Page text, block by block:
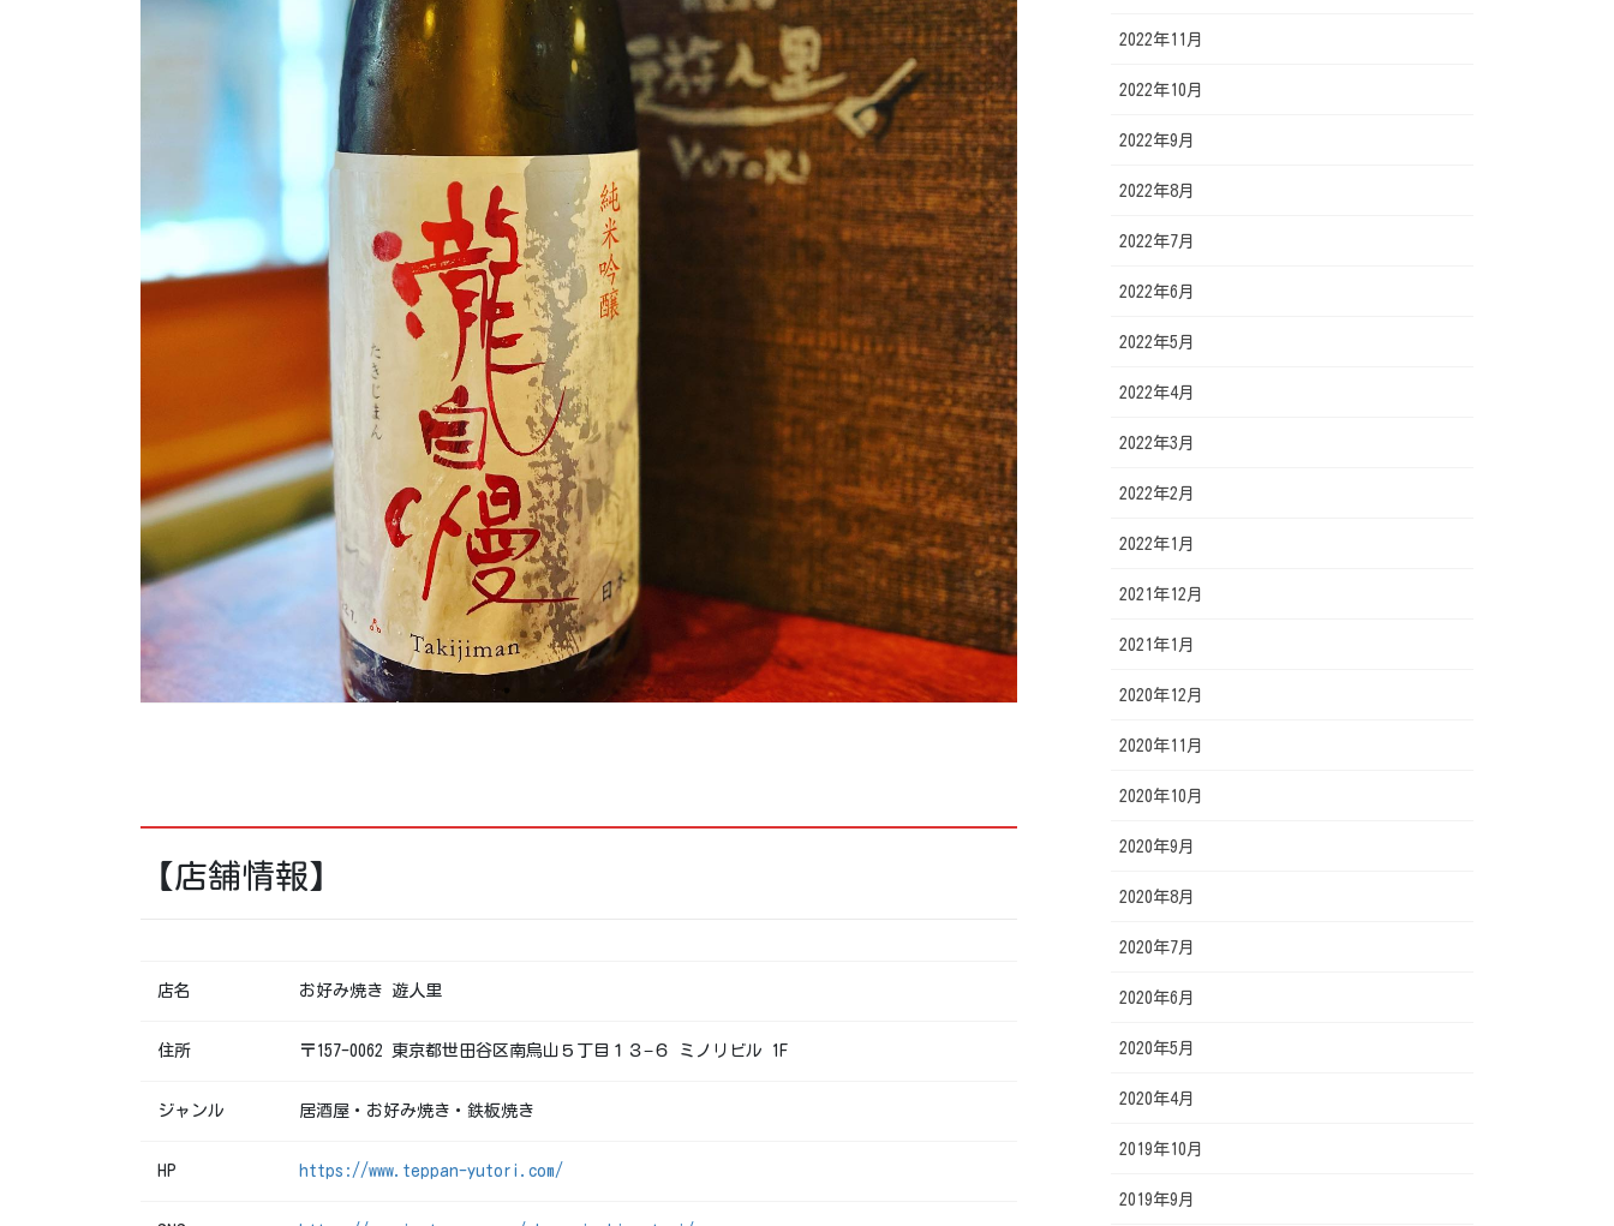
【店舗情報】
店名 お好み焼き 遊人里
住所 〒157-0062 東京都世田谷区南烏山５丁目１３−６ ミノリビル 1F
ジャンル 居酒屋・お好み焼き・鉄板焼き
HP https://www.teppan-yutori.com/
2022年11月
2022年10月
2022年9月
2022年8月
2022年7月
2022年6月
2022年5月
2022年4月
2022年3月
2022年2月
2022年1月
2021年12月
2021年1月
2020年12月
2020年11月
2020年10月
2020年9月
2020年8月
2020年7月
2020年6月
2020年5月
2020年4月
2019年10月
2019年9月